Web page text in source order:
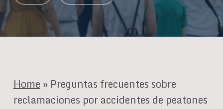
Home» Preguntas frecuentes sobre
reclamaciones por accidentes de peatones